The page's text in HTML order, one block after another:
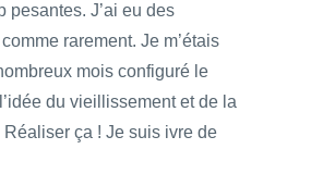
pesantes. J’ai eu des
rarement. Je m’étais
mois configuré le
du vieillissement et de la
Réaliser ça ! Je suis ivre de